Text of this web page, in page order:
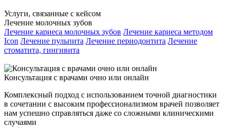
Услуги, связанные с кейсом
Лечение молочных зубов
Лечение кариеса молочных зубов Лечение кариеса методом
Icon Лечение пульпита Лечение периодонтита Лечение
стоматита, гингивита
Консультация с врачами очно или онлайн
Комплексный подход с использованием точной диагностики
в сочетании с высоким профессионализмом врачей позволяет
нам успешно справляться даже со сложными клиническими
случаями